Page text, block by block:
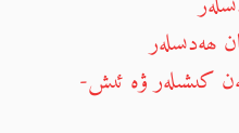
ھەدىسلەر
كىشىلەر ۋە ئىش-